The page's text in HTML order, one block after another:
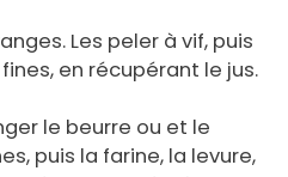
Les peler à vif, puis
en récupérant le jus.
le beurre ou et le
puis la farine, la levure,